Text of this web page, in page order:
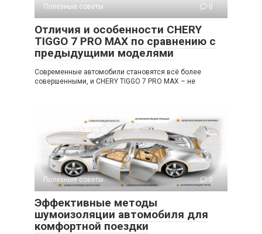
Полезные советы
0
Отличия и особенности CHERY
TIGGO 7 PRO MAX по сравнению с
предыдущими моделями
Современные автомобили становятся всё более
совершенными, и CHERY TIGGO 7 PRO MAX – не
Полезные советы 0
Эффективные методы
шумоизоляции автомобиля для
комфортной поездки